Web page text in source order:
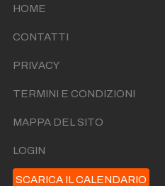
HOME
CONTATTI
PRIVACY
TERMINI E CONDIZIONI
MAPPA DEL SITO
LOGIN
SCARICA IL CALENDARIO